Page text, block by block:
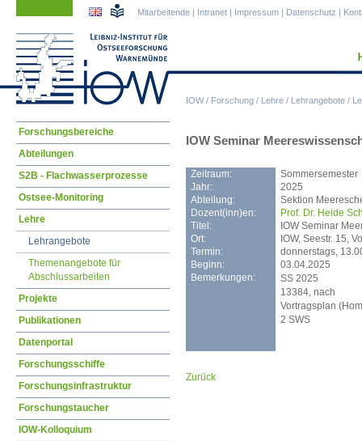
IOW/ Forschung / Lehre / Lehrangebote /
Mitarbeitende | Intranet | Impressum | Datenschutz |
IOW Seminar
Zeitraum:
Sommersemester
Jahr:
2025
Abteilung:
Sektion
Dozent(inn)en:
Prof. Dr. Heide
Titel:
IOW Seminar
Ort:
IOW, Seestr. 15,
Termin:
donnerstags,
Beginn:
03.04.2025
Bemerkungen:
SS 2025
13384, nach
Vortragsplan
2 SWS
Zurück
Navigation
überspringen
Forschungsbereiche
Abteilungen
S2B - Flachwasserprozesse
Ostsee-Monitoring
Lehre
Lehrangebote
Themenangebote für
Abschlussarbeiten
Projekte
Publikationen
Datenportal
Forschungsschiffe
Forschungsinfrastruktur
Forschungstaucher
IOW-Kolloquium